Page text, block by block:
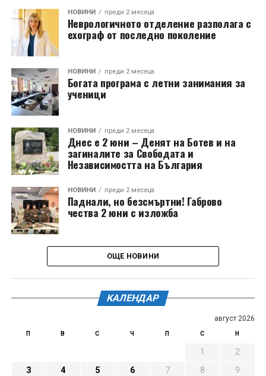
НОВИНИ преди 2 месеца
Неврологичното отделение разполага с
ехограф от последно поколение
НОВИНИ преди 2 месеца
Богата програма с летни занимания за
ученици
НОВИНИ преди 2 месеца
Днес е 2 юни – Денят на Ботев и на
загиналите за Свободата и
Независимостта на България
НОВИНИ преди 2 месеца
Паднали, но безсмъртни! Габрово
чества 2 юни с изложба
ОЩЕ НОВИНИ
КАЛЕНДАР
август 2026
П В С Ч П С Н
1
2
3
4 5 6 7 8
9